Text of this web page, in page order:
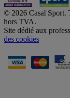
© 2026 Casal Sport.
hors TVA.
Site dédié aux
des cookies